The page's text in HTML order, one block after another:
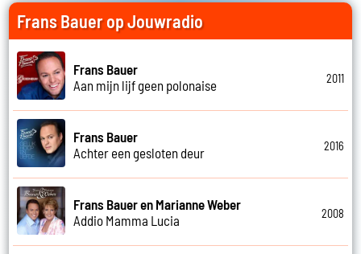
Frans Bauer op Jouwradio
Frans Bauer
Aan mijn lijf geen polonaise
2011
Frans Bauer
Achter een gesloten deur
2016
Frans Bauer en Marianne Weber
Addio Mamma Lucia
2008